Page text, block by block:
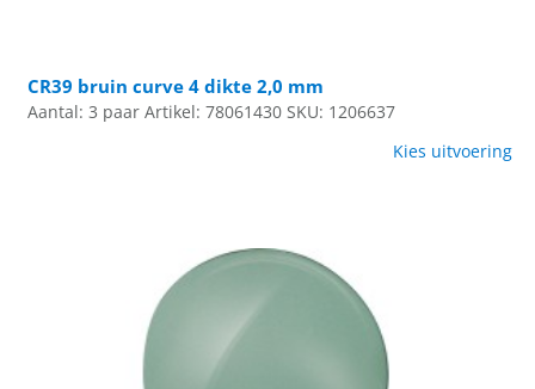
CR39 bruin curve 4 dikte 2,0 mm
Aantal: 3 paar Artikel: 78061430 SKU: 1206637
Kies uitvoering